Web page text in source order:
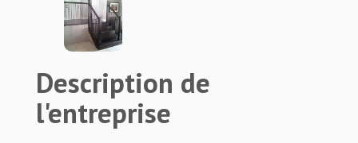
Description de
l'entreprise